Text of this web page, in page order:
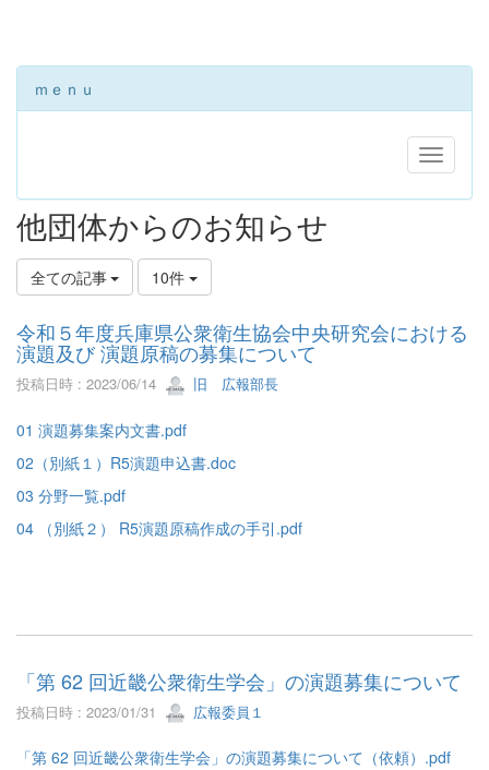
ｍｅｎｕ
他団体からのお知らせ
全ての記事 10件
令和５年度兵庫県公衆衛生協会中央研究会における
演題及び 演題原稿の募集について
投稿日時 : 2023/06/14 旧 広報部長
01 演題募集案内文書.pdf
02（別紙１）R5演題申込書.doc
03 分野一覧.pdf
04 （別紙２） R5演題原稿作成の手引.pdf
「第 62 回近畿公衆衛生学会」の演題募集について
投稿日時 : 2023/01/31 広報委員１
「第 62 回近畿公衆衛生学会」の演題募集について（依頼）.pdf